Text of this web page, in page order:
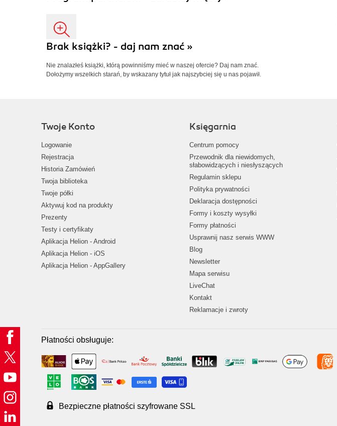
Brak książki? - daj nam znać »
Nie znalazłeś książki, którą powinniśmy mieć w naszej ofercie? Daj nam znać.
Dołożymy wszelkich starań, by wskazany tytuł jak najszybciej się u nas pojawił.
Twoje Konto
Logowanie
Rejestracja
Historia Zamówień
Twoja biblioteka
Twoje półki
Aktywuj kod na produkty
Prezenty
Testy i certyfikaty
Aplikacja Helion - Android
Aplikacja Helion - iOS
Aplikacja Helion - AppGallery
Księgarnia
Centrum pomocy
Przewodnik dla niewidomych,
słabowidzących i niesłyszących
Regulamin sklepu
Polityka prywatności
Deklaracja dostępności
Formy i koszty wysyłki
Formy płatności
Usprawnij nasz serwis WWW
Blog
Newsletter
Mapa serwisu
LiveChat
Kontakt
Reklamacje i zwroty
Płatności obsługuje:
Bezpieczne płatności szyfrowane SSL